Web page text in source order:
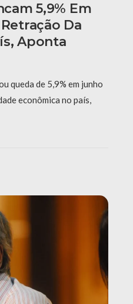
5,9% Em
Da
Aponta
queda de 5,9% em junho
econômica no país,